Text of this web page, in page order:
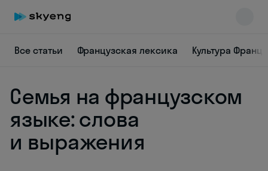
Все статьи Французская лексика Культура
Семья на французском
языке: слова
и выражения
Skyeng Chat